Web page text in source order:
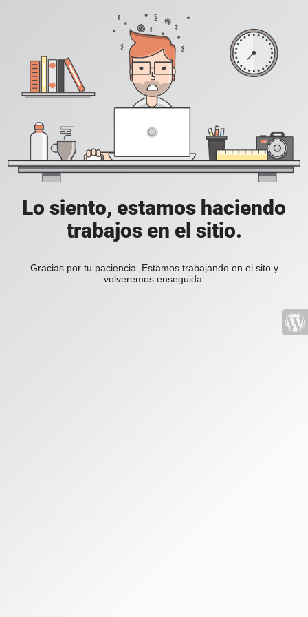
Lo siento, estamos haciendo
trabajos en el sitio.
Gracias por tu paciencia. Estamos trabajando en el sito y
volveremos enseguida.